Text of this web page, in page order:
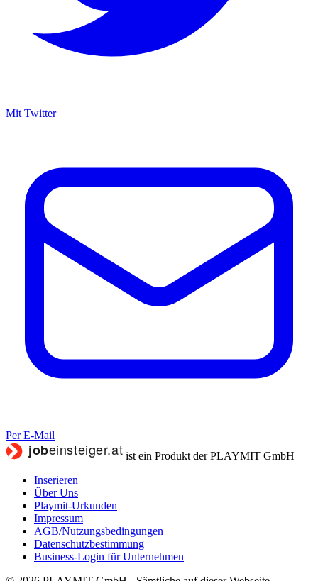
Mit Twitter
Per E-Mail
ist ein Produkt der PLAYMIT GmbH
Inserieren
Über Uns
Playmit-Urkunden
Impressum
AGB/Nutzungsbedingungen
Datenschutzbestimmung
Business-Login für Unternehmen